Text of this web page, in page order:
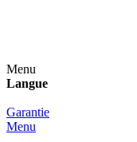
Menu
Langue
Garantie
Menu